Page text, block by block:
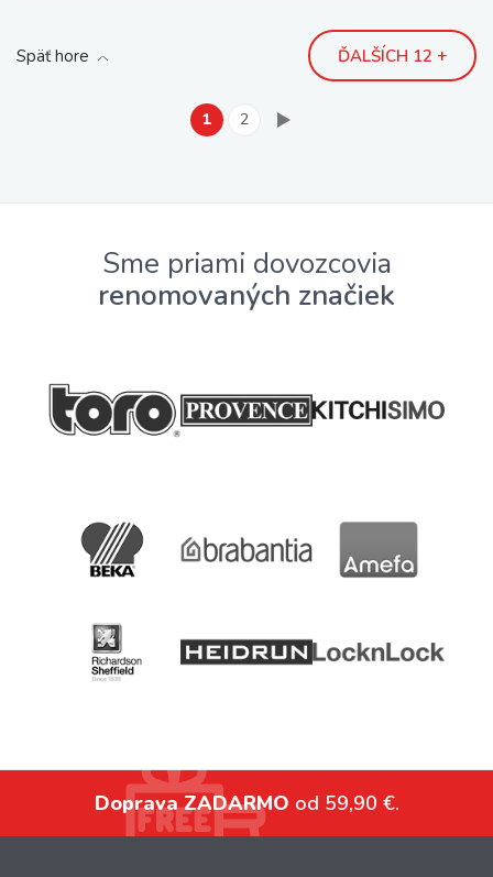
Späť hore ĎALŠÍCH 12 +
1 2
Sme priami dovozcovia
renomovaných značiek
Doprava ZADARMO od 59,90 €.